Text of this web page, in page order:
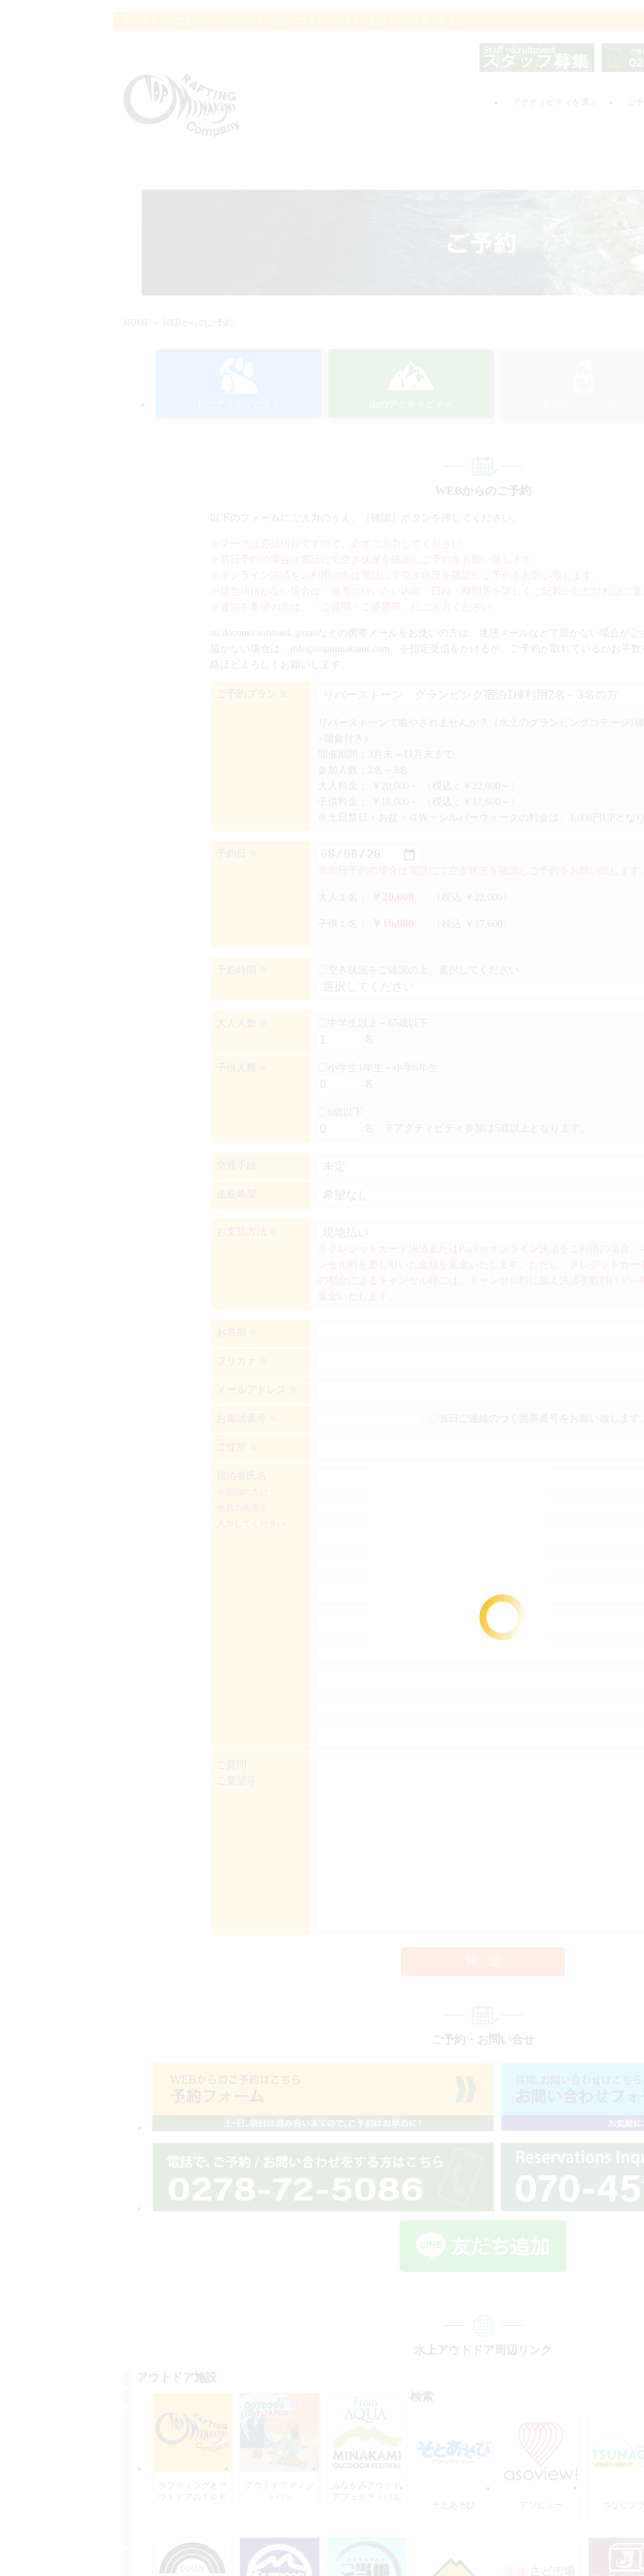
アウトドアのご予約ページ/ラフティングとアウトドア アクティビティーのＴＯＰ水上
アクティビティを選ぶ
HOME ＞ WEBからのご予約
WEBからのご予約
以下のフォームにご入力のうえ、［確認］ボタンを押してください。
※マークは必須項目ですので、必ずご入力してください。
※前日予約の場合は電話にて空き状況を確認しご予約をお願い致します。
※オンライン決済をご利用の方は電話にて空き状況を確認しご予約をお願い致します。
※該当項目がない場合は、備考に行いたい内容・日時・時間等を詳しくご記載いただければご
※連泊を希望の方は、「ご質問・ご要望等」にご入力ください。
au.docomo.softbank.gmailなどの携帯メールをお使いの方は、迷惑メールなどで届かない場合がご
届かない場合は、info@topminakami.com を指定受信をかけるか、ご予約が取れているかお手
絡ほどよろしくお願いします。
ご予約プラン
リバーストーンで癒やされませんか？（水上のグランピングコテージ1
+朝食付き）
開催期間：3月末～11月末まで
参加人数：2名～3名
大人料金：
￥20,000～
（税込：￥22,000～）
￥16,000～
（税込：￥17,600～）
※土日祭日・お盆・ＧＷ・シルバーウィークの料金は、1,000円UPとな
予約日
※前日予約の場合は電話にて空き状況を確認しご予約をお願い致します
大人１名： ￥20,000 （税込 ￥22,000）
子供１名： ￥16,000 （税込 ￥17,600）
予約時間 〇空き状況をご確認の上、選択してください
大人人数
〇中学生以上～65歳以下
名
子供人数
〇小学生1年生～小学6年生
名
〇6歳以下
名
※アクティビティ参加は5歳以上となります。
交通手段
送迎希望
お支払方法
※クレジットカード決済またはPayPayオンライン決済をご利用の場合
ンセル料を差し引いた金額を返金いたします。ただし、クレジットカ
の都合によるキャンセル時には、キャンセル料に加え決済手数料
お名前
フリガナ
メールアドレス
お電話番号 〇当日ご連絡のつく携帯番号をお願い致します
ご住所
宿泊者氏名
ご要望等
確 認
ご予約・お問い合せ
水上アウトドア周辺リンク
アウトドア施設
ラフティングとア
ウトドアのＴＯＰ
アウトドアディジ
みなかみアウトド
アフェスティバル
検索
そとあそび アソビュー つなぐプ